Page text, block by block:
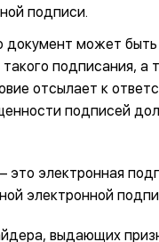
подписи.
документ может
подписания,
отсылает к
подписей
– это электронная
электронной
выдающих